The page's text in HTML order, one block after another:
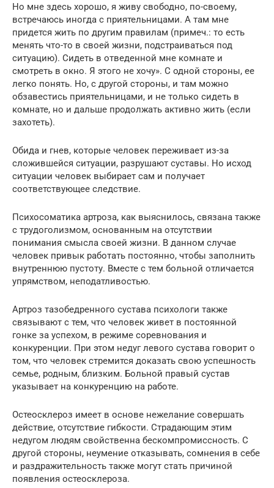
Но мне здесь хорошо, я живу свободно, по-своему,
встречаюсь иногда с приятельницами. А там мне
придется жить по другим правилам (примеч.: то есть
менять что-то в своей жизни, подстраиваться под
ситуацию). Сидеть в отведенной мне комнате и
смотреть в окно. Я этого не хочу». С одной стороны, ее
легко понять. Но, с другой стороны, и там можно
обзавестись приятельницами, и не только сидеть в
комнате, но и дальше продолжать активно жить (если
захотеть).
Обида и гнев, которые человек переживает из-за
сложившейся ситуации, разрушают суставы. Но исход
ситуации человек выбирает сам и получает
соответствующее следствие.
Психосоматика артроза, как выяснилось, связана также
с трудоголизмом, основанным на отсутствии
понимания смысла своей жизни. В данном случае
человек привык работать постоянно, чтобы заполнить
внутреннюю пустоту. Вместе с тем больной отличается
упрямством, неподатливостью.
Артроз тазобедренного сустава психологи также
связывают с тем, что человек живет в постоянной
гонке за успехом, в режиме соревнования и
конкуренции. При этом недуг левого сустава говорит о
том, что человек стремится доказать свою успешность
семье, родным, близким. Больной правый сустав
указывает на конкуренцию на работе.
Остеосклероз имеет в основе нежелание совершать
действие, отсутствие гибкости. Страдающим этим
недугом людям свойственна бескомпромиссность. С
другой стороны, неумение отказывать, сомнения в себе
и раздражительность также могут стать причиной
появления остеосклероза.